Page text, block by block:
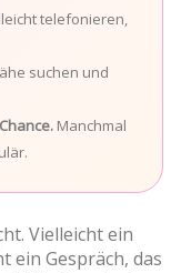
telefonieren,
suchen und
Manchmal
Vielleicht ein
ein Gespräch, das